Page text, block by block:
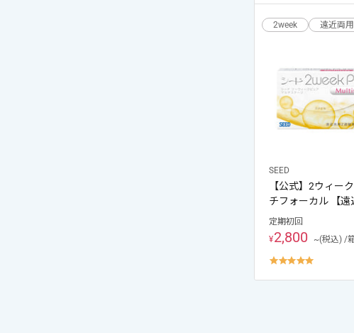
ご利用ありが
2week 遠近両用
SEED
【公式】2ウィー
チフォーカル 【遠
定期初回
¥2,800 ~(税込) /
5.0